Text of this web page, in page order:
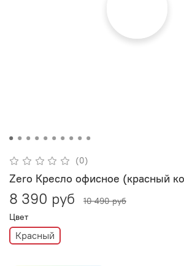
(0)
Zero Кресло офисное (красный
8 390 руб
10 490 руб
Цвет
Красный